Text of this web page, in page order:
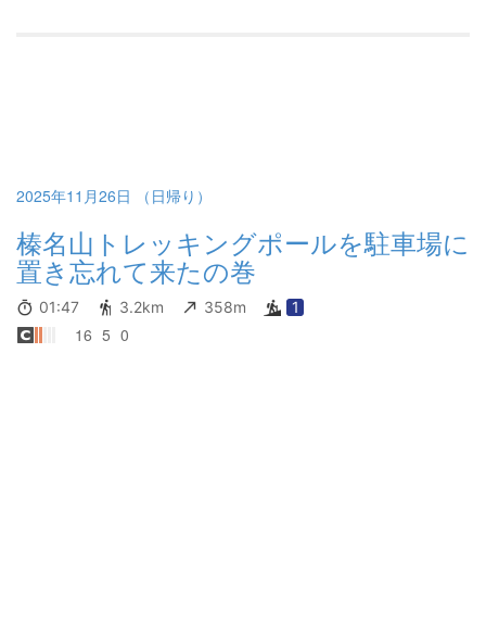
2025年11月26日 （日帰り）
榛名山トレッキングポールを駐車場に
置き忘れて来たの巻
01:47 3.2km 358m 1
16 5 0